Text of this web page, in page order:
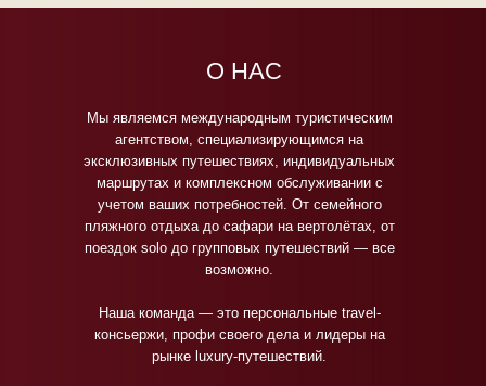
О НАС
Мы являемся международным туристическим
агентством, специализирующимся на
эксклюзивных путешествиях, индивидуальных
маршрутах и комплексном обслуживании с
учетом ваших потребностей. От семейного
пляжного отдыха до сафари на вертолётах, от
поездок solo до групповых путешествий — все
возможно.
Наша команда — это персональные travel-
консьержи, профи своего дела и лидеры на
рынке luxury-путешествий.